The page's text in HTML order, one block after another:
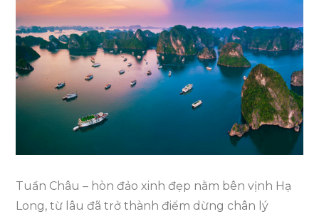
Đặc
Sản
Không
Thể
Bỏ
Du
Lịch
Tuần Châu – hòn đảo xinh đẹp nằm bên vịnh Hạ
Long, từ lâu đã trở thành điểm dừng chân lý